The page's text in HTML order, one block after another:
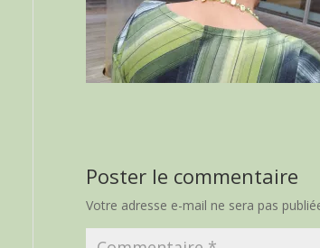
Poster le commentaire
Votre adresse e-mail ne sera pas